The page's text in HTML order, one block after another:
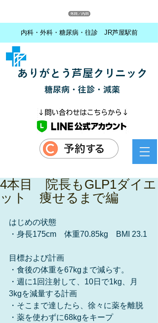
内科・外科・糖尿病・往診 JR芦屋駅前
ありがとう芦屋クリニック
糖尿病・往診・減薬
4本目 院長もGLP1ダイエ
ット 痩せるまで編
はじめの状態
・身長175cm　体重70.85kg　BMI 23.1
目標および計画
・食後の体重を67kgまで減らす。
・週に1回注射して、10日で1kg、月
3kgを減量する計画
・そこまで達したら、徐々に薬を離脱
・薬を使わずに68kgをキープ